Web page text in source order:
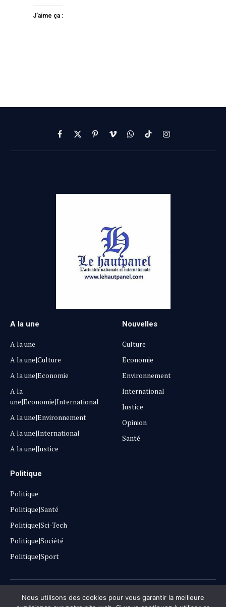
J’aime ça :
Facebook
X
(Twitter)
PinterestVimeoWhatsApp
TikTokInstagram
A la une
A la une
A la une|Culture
A la une|Economie
A la
une|Economie|International
A la une|Environnement
A la une|International
A la une|Justice
Nouvelles
Culture
Economie
Environnement
International
Justice
Opinion
Santé
Politique
Politique
Politique|Santé
Politique|Sci-Tech
Politique|Société
Politique|Sport
Copyright © 2025 Lehautpanel
Nous utilisons des cookies pour vous garantir la meilleure